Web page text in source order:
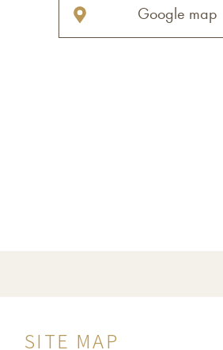
Google map
SITE MAP